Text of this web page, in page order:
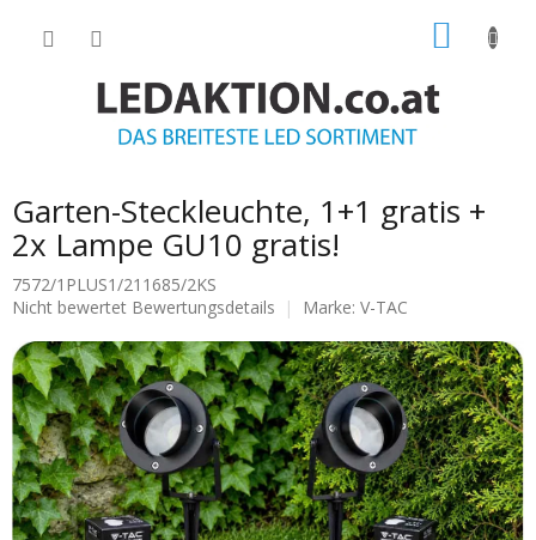
Garten-Steckleuchte, 1+1 gratis +
2x Lampe GU10 gratis!
7572/1PLUS1/211685/2KS
Die
Produktbewertung
ist
0.0
von
5
Sternen.
Nicht bewertet Bewertungsdetails Marke: V-TAC